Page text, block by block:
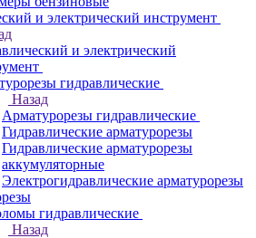
и электрический инструмент
и электрический
гидравлические
Назад
Арматурорезы гидравлические
Гидравлические арматурорезы
Гидравлические арматурорезы
аккумуляторные
Электрогидравлические арматурорезы
гидравлические
Назад